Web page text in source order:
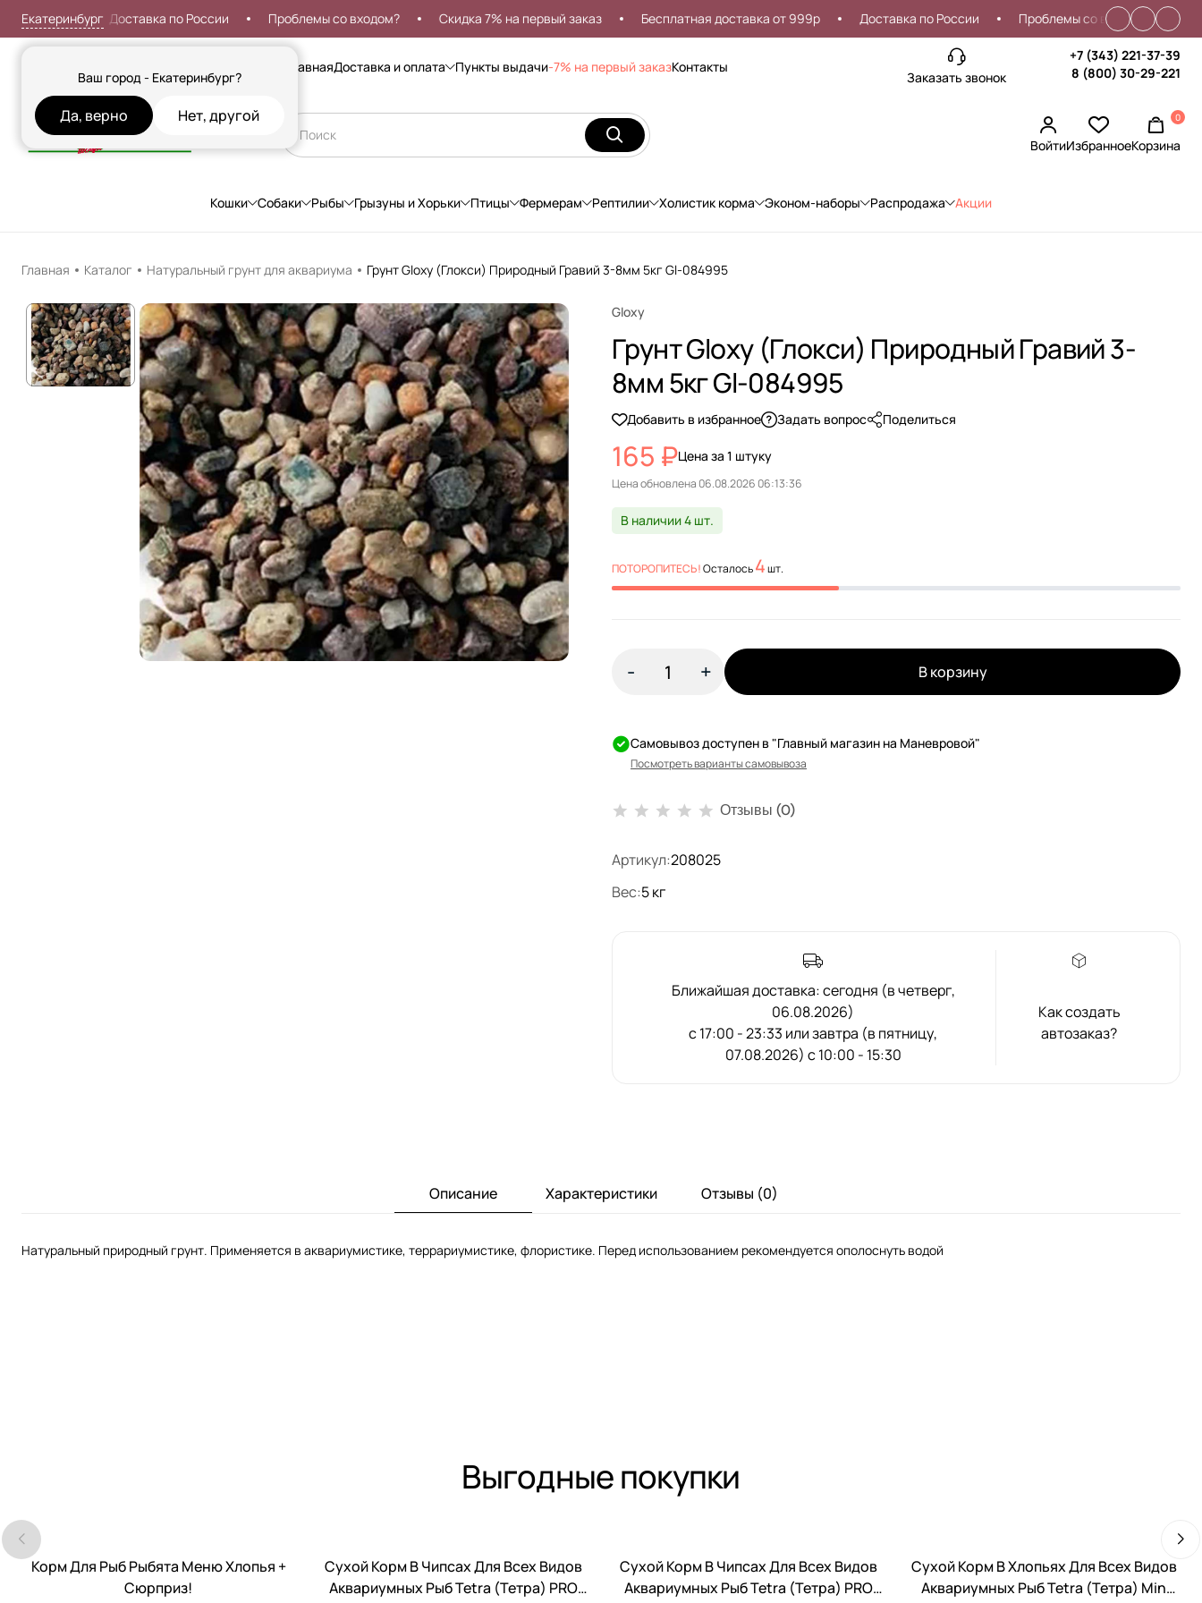
Екатеринбург
Ваш город - Екатеринбург?
Да, верно Нет, другой
999р Доставка по России Проблемы со входом? Скидка 7% на первый заказ Бесплатная доставка от 999р Доставка по России Проблемы со входом?
ГлавнаяДоставка и оплата Пункты выдачи-7% на первый заказКонтакты
Заказать звонок
+7 (343) 221-37-39
8 (800) 30-29-221
ВойтиИзбранное
0
Корзина
Кошки Собаки Рыбы Грызуны и Хорьки Птицы Фермерам Рептилии Холистик корма Эконом-наборы Распродажа Акции
Главная Каталог Натуральный грунт для аквариума Грунт Gloxy (Глокси) Природный Гравий 3-8мм 5кг Gl-084995
Gloxy
Грунт Gloxy (Глокси) Природный Гравий 3-
8мм 5кг Gl-084995
Добавить в избранное Задать вопрос Поделиться
165 ₽Цена за 1 штуку
Цена обновлена
В наличии 4 шт.
ПОТОРОПИТЕСЬ!Осталось4шт.
- + В корзину
Самовывоз доступен в "Главный магазин на Маневровой"
Посмотреть варианты самовывоза
Отзывы (0)
Артикул:208025
Вес:5 кг
Ближайшая доставка: сегодня (в четверг,
06.08.2026)
с 17:00 - 23:33 или завтра (в пятницу,
07.08.2026) с 10:00 - 15:30
Как создать
автозаказ?
Описание Характеристики Отзывы (0)
Натуральный природный грунт. Применяется в аквариумистике, террариумистике, флористике. Перед использованием рекомендуется ополоснуть водой
Выгодные покупки
Корм Для Рыб Рыбята Меню Хлопья +
Сюрприз!
Сухой Корм В Чипсах Для Всех Видов
Аквариумных Рыб Tetra (Тетра) PRO
Сухой Корм В Чипсах Для Всех Видов
Аквариумных Рыб Tetra (Тетра) PRO
Сухой Корм В Хлопьях Для Всех Видов
Аквариумных Рыб Tetra (Тетра) Min